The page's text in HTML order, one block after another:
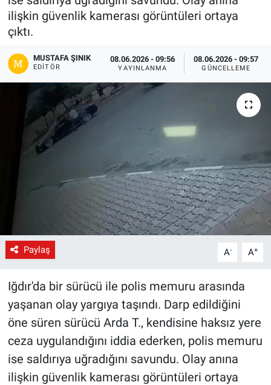
ilişkin güvenlik kamerası görüntüleri ortaya
çıktı.
MUSTAFA ŞINIK
EDITÖR
08.06.2026 - 09:56
YAYINLANMA
08.06.2026 - 09:57
GÜNCELLEME
Paylaş A- A+
Iğdır'da bir sürücü ile polis memuru arasında
yaşanan olay yargıya taşındı. Darp edildiğini
öne süren sürücü Arda T., kendisine haksız yere
ceza uygulandığını iddia ederken, polis memuru
ise saldırıya uğradığını savundu. Olay anına
ilişkin güvenlik kamerası görüntüleri ortaya
Magazin
Politika
Resmi İlanlar
Sağlık
Siyaset